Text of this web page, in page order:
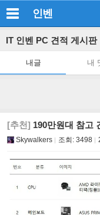
인벤
IT 인벤 PC 견적 게시판
내글 내
[추천] 190만원대 참고
Skywalkers 조회: 3498